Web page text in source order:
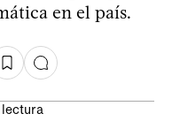
en el país.
lectura